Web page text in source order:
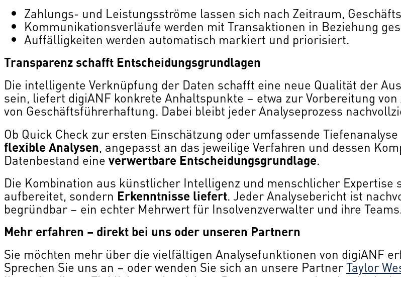
Zahlungs- und Leistungsströme lassen sich nach Zeitraum,
Kommunikationsverläufe werden mit Transaktionen in Beziehung
Auffälligkeiten werden automatisch markiert und priorisiert.
Transparenz schafft Entscheidungsgrundlagen
Die intelligente Verknüpfung der Daten schafft eine neue Qualität der
sein, liefert digiANF konkrete Anhaltspunkte – etwa zur Vorbereitung
von Geschäftsführerhaftung. Dabei bleibt jeder Analyseprozess
Ob Quick Check zur ersten Einschätzung oder umfassende
flexible Analysen, angepasst an das jeweilige Verfahren und dessen
Datenbestand eine verwertbare Entscheidungsgrundlage.
Die Kombination aus künstlicher Intelligenz und menschlicher Expertise
aufbereitet, sondern Erkenntnisse liefert. Jeder Analysebericht ist
begründbar – ein echter Mehrwert für Insolvenzverwalter und ihre
Mehr erfahren – direkt bei uns oder unseren Partnern
Sie möchten mehr über die vielfältigen Analysefunktionen von digiANF
Sprechen Sie uns an – oder wenden Sie sich an unsere PartnerTaylor
Ihnen fundierte Einblicke, rechtssichere Bewertungen und